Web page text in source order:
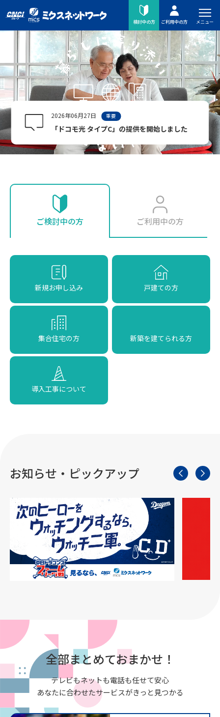
検討中の方 ご利用中の方 メニュー
2026年06月27日 重要
「ドコモ光 タイプC」の提供を開始しました
ご検討中の方 ご利用中の方
新規お申し込み 戸建ての方
集合住宅の方 新築を建てられる方
導入工事について
お知らせ・ピックアップ
全部まとめておまかせ！
テレビもネットも電話も任せて安心
あなたに合わせたサービスがきっと見つかる